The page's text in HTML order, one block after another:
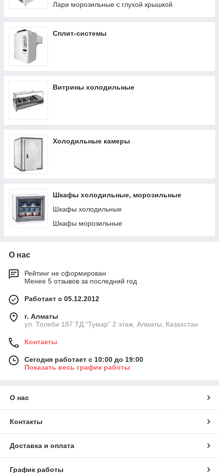
Лари морозильные с глухой крышкой
Сплит-системы
Витрины холодильные
Холодильные камеры
Шкафы холодильные, морозильные
Шкафы холодильные
Шкафы морозильные
О нас
Рейтинг не сформирован
Менее 5 отзывов за последний год
Работает с 05.12.2012
г. Алматы
ул. Толеби 187 ТД "Тумар" 2 этаж, Алматы, Казахстан
Контакты
Сегодня работает с 10:00 до 19:00
Показать весь график работы
О нас
Контакты
Доставка и оплата
График работы